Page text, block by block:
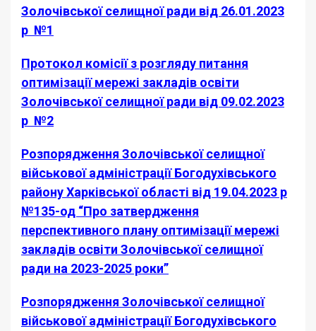
Золочівської селищної ради від 26.01.2023
р №1
Протокол комісії з розгляду питання
оптимізації мережі закладів освіти
Золочівської селищної ради від 09.02.2023
р №2
Розпорядження Золочівської селищної
військової адміністрації Богодухівського
району Харківської області від 19.04.2023 р
№135-од “Про затвердження
перспективного плану оптимізації мережі
закладів освіти Золочівської селищної
ради на 2023-2025 роки”
Розпорядження Золочівської селищної
військової адміністрації Богодухівського